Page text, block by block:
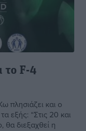
το F-4
πλησιάζει και ο
εξής: “Στις 20 και
θα διεξαχθεί η